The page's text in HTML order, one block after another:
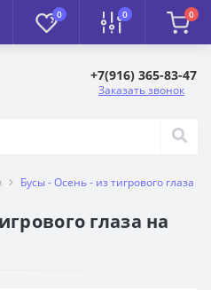
0 0 0
+7(916) 365-83-47
Заказать звонок
Бусы - Осень - из тигрового глаза
глаза на